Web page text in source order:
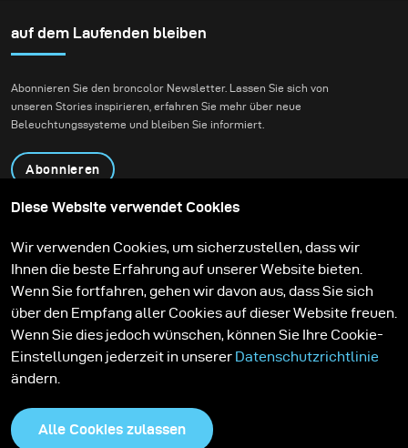
auf dem Laufenden bleiben
Abonnieren Sie den broncolor Newsletter. Lassen Sie sich von
unseren Stories inspirieren, erfahren Sie mehr über neue
Beleuchtungssysteme und bleiben Sie informiert.
Abonnieren
Kontakt
Technologien
Contribute to our blog
Lernen
Support
Karriere
Media Center
Diese Website verwendet Cookies
Wir verwenden Cookies, um sicherzustellen, dass wir
Ihnen die beste Erfahrung auf unserer Website bieten.
Wenn Sie fortfahren, gehen wir davon aus, dass Sie sich
über den Empfang aller Cookies auf dieser Website freuen.
Wenn Sie dies jedoch wünschen, können Sie Ihre Cookie-
Einstellungen jederzeit in unserer Datenschutzrichtlinie
ändern.
Alle Cookies zulassen